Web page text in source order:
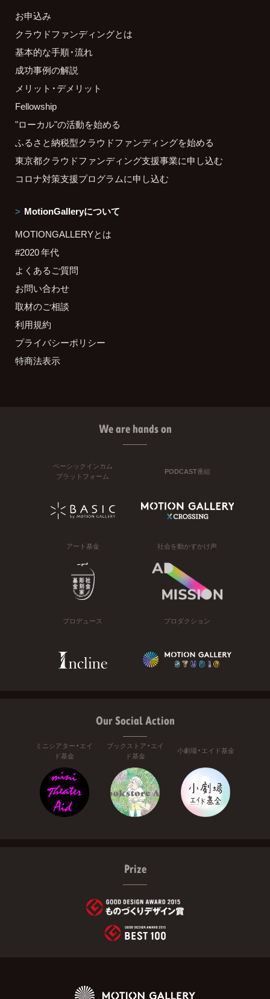
お申込み
クラウドファンディングとは
基本的な手順・流れ
成功事例の解説
メリット・デメリット
Fellowship
"ローカル"の活動を始める
ふるさと納税型クラウドファンディングを始める
東京都クラウドファンディング支援事業に申し込む
コロナ対策支援プログラムに申し込む
MotionGalleryについて
MOTIONGALLERYとは
#2020 年代
よくあるご質問
お問い合わせ
取材のご相談
利用規約
プライバシーポリシー
特商法表示
We are hands on
ベーシックインカム
プラットフォーム
PODCAST番組
アート基金 社会を動かすかけ声
プロデュース プロダクション
Our Social Action
ミニシアター・エイ
ド基金
ブックストア・エイ
ド基金
小劇場・エイド基金
Prize